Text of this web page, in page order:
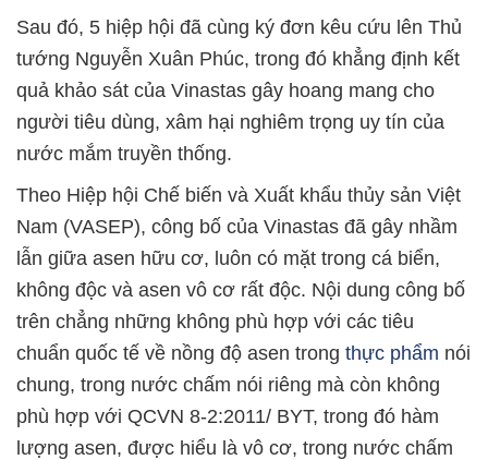
Sau đó, 5 hiệp hội đã cùng ký đơn kêu cứu lên Thủ
tướng Nguyễn Xuân Phúc, trong đó khẳng định kết
quả khảo sát của Vinastas gây hoang mang cho
người tiêu dùng, xâm hại nghiêm trọng uy tín của
nước mắm truyền thống.
Theo Hiệp hội Chế biến và Xuất khẩu thủy sản Việt
Nam (VASEP), công bố của Vinastas đã gây nhầm
lẫn giữa asen hữu cơ, luôn có mặt trong cá biển,
không độc và asen vô cơ rất độc. Nội dung công bố
trên chẳng những không phù hợp với các tiêu
chuẩn quốc tế về nồng độ asen trong thực phẩm nói
chung, trong nước chấm nói riêng mà còn không
phù hợp với QCVN 8-2:2011/ BYT, trong đó hàm
lượng asen, được hiểu là vô cơ, trong nước chấm